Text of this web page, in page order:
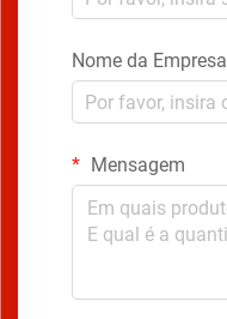
Nome da Empresa
Mensagem